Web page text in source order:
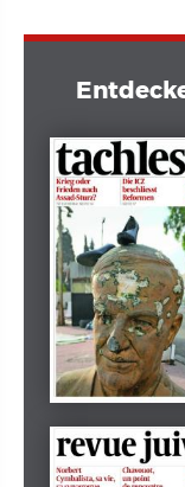
Dezember
tachles